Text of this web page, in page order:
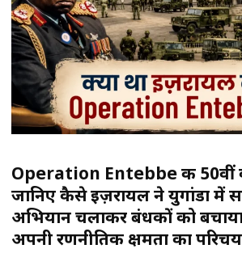
Operation Entebbe की 50वीं
जानिए कैसे इज़रायल ने युगांडा में
अभियान चलाकर बंधकों को
अपनी रणनीतिक क्षमता का परिचय